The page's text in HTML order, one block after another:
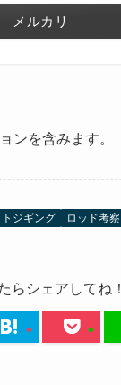
メルカリ
ンを含みます。
ジギング
ロッド考察
らシェアしてね！